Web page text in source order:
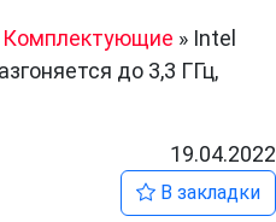
Комплектующие » Intel
до 3,3 ГГц,
19.04.2022
В закладки